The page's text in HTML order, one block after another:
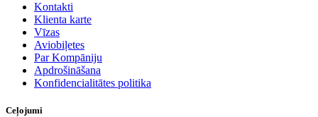
Kontakti
Klienta karte
Vīzas
Aviobiļetes
Par Kompāniju
Apdrošināšana
Konfidencialitātes politika
Ceļojumi